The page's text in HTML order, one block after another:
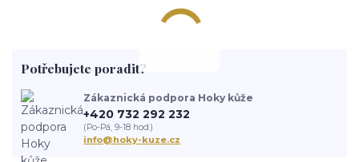
Potřebujete poradit?
Zákaznická podpora Hoky kůže
+420 732 292 232
(Po-Pá, 9-18 hod.)
info@hoky-kuze.cz